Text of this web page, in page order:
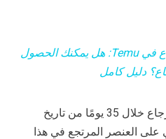
سياسة الإرجاع في Temu: هل يمكنك الحصول
دليل كامل
بخلاف Temu، تقبل Shein الإرجاع خلال 35 يومًا من تاريخ
العنصر المرتجع في هذا